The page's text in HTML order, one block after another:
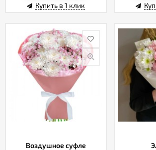
Купить в 1 клик
Воздушное суфле